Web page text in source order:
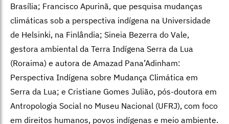
Brasília; Francisco Apurinã, que pesquisa mudanças
climáticas sob a perspectiva indígena na Universidade
de Helsinki, na Finlândia; Sineia Bezerra do Vale,
gestora ambiental da Terra Indígena Serra da Lua
(Roraima) e autora de Amazad Pana’Adinham:
Perspectiva Indígena sobre Mudança Climática em
Serra da Lua; e Cristiane Gomes Julião, pós-doutora em
Antropologia Social no Museu Nacional (UFRJ), com foco
em direitos humanos, povos indígenas e meio ambiente.